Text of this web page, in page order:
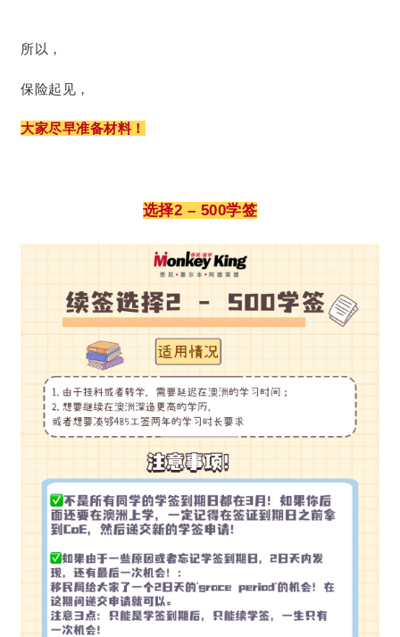
所以，
保险起见，
大家尽早准备材料！
选择2 – 500学签